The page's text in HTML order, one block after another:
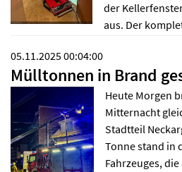
der
aus. Der
05.11.2025 00:04:00
Mülltonnen in Brand
Heute Morgen
Mitternacht
Stadtteil
Tonne stand in
Fahrzeuges,